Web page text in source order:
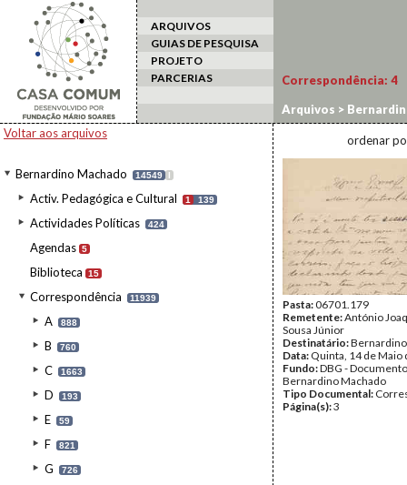
ARQUIVOS
GUIAS DE PESQUISA
PROJETO
PARCERIAS
Voltar aos arquivos
Bernardino Machado 14549 I
Activ. Pedagógica e Cultural 1 139
Actividades Políticas 424
Agendas 5
Biblioteca 15
Correspondência 11939
A 888
B 760
C 1663
D 193
E 59
F 821
G 726
Correspondência: 4
Arquivos >
ordenar
Pasta:06701.179
Remetente:António
Sousa Júnior
Destinatário:
Data: Quinta, 14 de Maio
Fundo:DBG -
Bernardino Machado
Tipo Documental:
Página(s):3